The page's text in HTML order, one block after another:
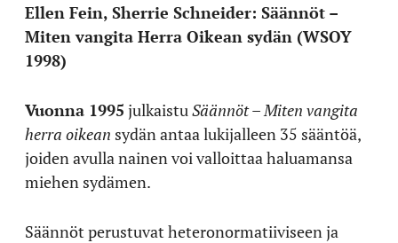
Ellen Fein, Sherrie Schneider: Säännöt –
Miten vangita Herra Oikean sydän (WSOY
1998)
Vuonna 1995 julkaistu Säännöt – Miten vangita
herra oikean sydän antaa lukijalleen 35 sääntöä,
joiden avulla nainen voi valloittaa haluamansa
miehen sydämen.
Säännöt perustuvat heteronormatiiviseen ja